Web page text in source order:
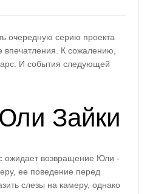
очередную серию проекта
впечатления. К сожалению,
И события следующей
Зайки
ожидает возвращение Юли -
ее поведение перед
слезы на камеру, однако